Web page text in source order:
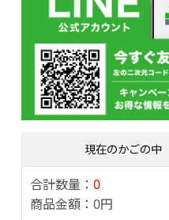
現在のかごの中
合計数量： 0
商品金額： 0円